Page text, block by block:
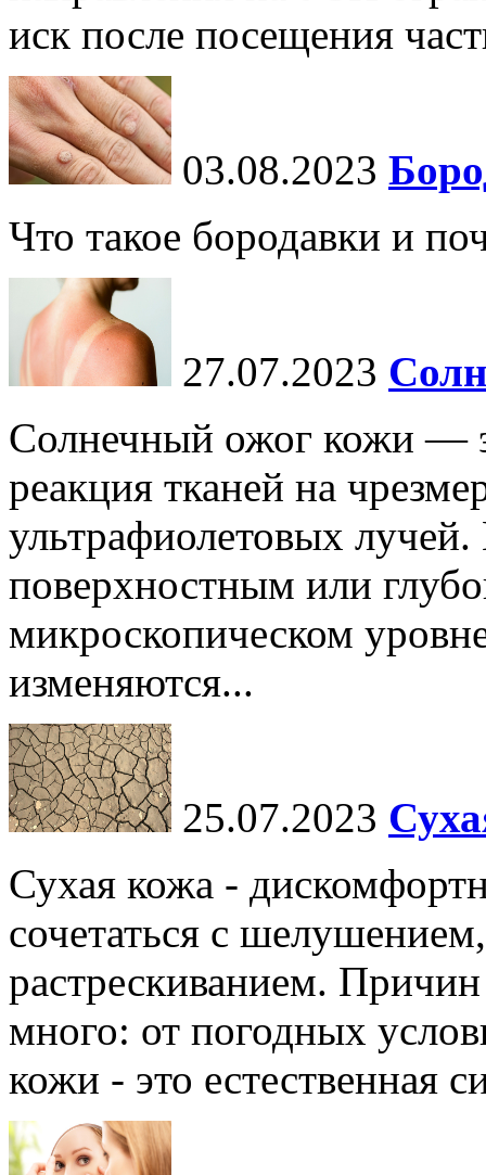
иск после посещения
03.08.2023
Что такое бородавки и
27.07.2023
Солнечный ожог кожи —
реакция тканей на
ультрафиолетовых
поверхностным или
микроскопическом
изменяются...
25.07.2023
Сухая кожа -
сочетаться с
растрескиванием.
много: от погодных
кожи - это естественная